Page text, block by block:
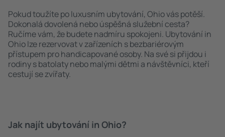
Pokud toužíte po luxusním ubytování, Ohio vás potěší.
Dokonalá dovolená nebo úspěšná služební cesta?
Ručíme vám, že budete nadmíru spokojeni. Ubytování in
Ohio lze rezervovat v zařízeních s bezbariérovým
přístupem pro handicapované osoby. Na své si přijdou i
rodiny s batolaty nebo malými dětmi a návštěvníci, kteří
cestují se zvířaty.
Jak najít ubytování in Ohio?